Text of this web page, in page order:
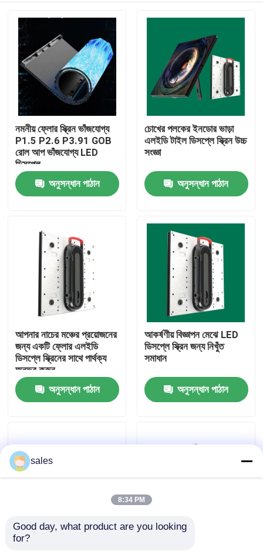
ভিআর শো
আমাদের সম্বন্ধে
কারখানা পরিদর্শন
গুণমান নিয়ন্ত্রণ
খবর
নমনীয় ফ্লোর স্ক্রিন ভাঁজযোগ্য
P1.5 P2.6 P3.91 GOB
রোল আপ ভাঁজযোগ্য LED
ডিসপ্লে
অনুসন্ধান পাঠান
চোখের পলকের ইনডোর ভাড়া
এলইডি টাইল ডিসপ্লে স্ক্রিন উচ্চ
সংজ্ঞা
অনুসন্ধান পাঠান
আপনার নাচের মঞ্চের প্রয়োজনের
জন্য একটি ফ্লোর এলইডি
ডিসপ্লে স্ক্রিনের সাথে পার্থক্য
অনুভব করুন
অনুসন্ধান পাঠান
আকর্ষণীয় বিজ্ঞাপন মেঝে LED
ডিসপ্লে স্ক্রিন জন্য নিখুঁত
সমাধান
অনুসন্ধান পাঠান
এইচডি ফ্লোর এলইডি ডিসপ্লে
sales
8:34 PM
Good day, what product are you looking
for?